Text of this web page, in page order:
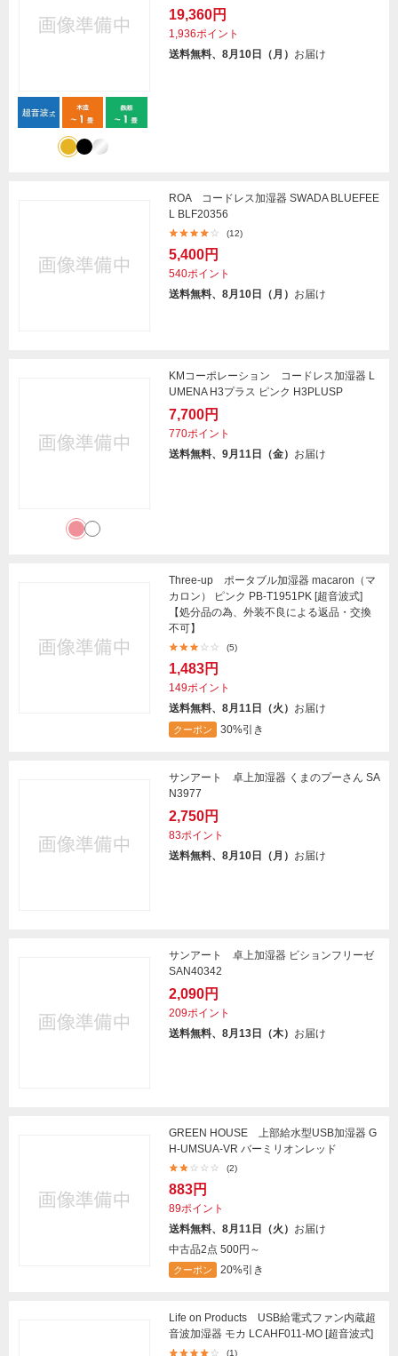
19,360円
1,936ポイント
送料無料、8月10日（月） お届け
ROA コードレス加湿器 SWADA BLUEFEE
L BLF20356
(12)
5,400円
540ポイント
送料無料、8月10日（月） お届け
KMコーポレーション コードレス加湿器 L
UMENA H3プラス ピンク H3PLUSP
7,700円
770ポイント
送料無料、9月11日（金） お届け
Three-up ポータブル加湿器 macaron（マ
カロン） ピンク PB-T1951PK [超音波式]
【処分品の為、外装不良による返品・交換
不可】
(5)
1,483円
149ポイント
送料無料、8月11日（火） お届け
クーポン 30%引き
サンアート 卓上加湿器 くまのプーさん SA
N3977
2,750円
83ポイント
送料無料、8月10日（月） お届け
サンアート 卓上加湿器 ビションフリーゼ
SAN40342
2,090円
209ポイント
送料無料、8月13日（木） お届け
GREEN HOUSE 上部給水型USB加湿器 G
H-UMSUA-VR バーミリオンレッド
(2)
883円
89ポイント
送料無料、8月11日（火） お届け
中古品2点 500円～
クーポン 20%引き
Life on Products USB給電式ファン内蔵超
音波加湿器 モカ LCAHF011-MO [超音波式]
(1)